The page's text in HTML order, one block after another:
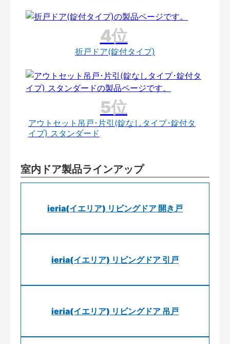
折戸ドア(錠付タイプ)
アウトセット吊戸･片引(錠なしタイプ･錠付タ
イプ) スタンダード
室内ドア製品ラインアップ
ieria(イエリア) リビングドア 開き戸
ieria(イエリア) リビングドア 引戸
ieria(イエリア) リビングドア 吊戸